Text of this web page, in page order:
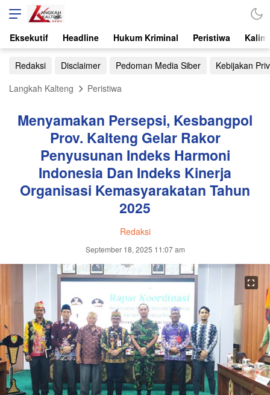
Eksekutif Headline Hukum Kriminal Peristiwa
Redaksi Disclaimer Pedoman Media Siber
Kebijakan
Langkah Kalteng
Peristiwa
Menyamakan Persepsi, Kesbangpol
Prov. Kalteng Gelar Rakor
Penyusunan Indeks Harmoni
Indonesia Dan Indeks Kinerja
Organisasi Kemasyarakatan Tahun
2025
Redaksi
September 18, 2025 11:07 am